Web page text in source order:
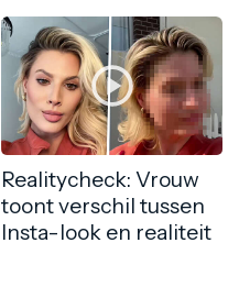
Realitycheck: Vrouw
toont verschil tussen
Insta-look en realiteit